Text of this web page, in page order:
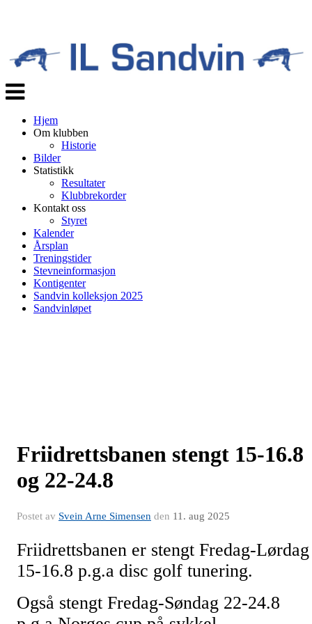
Veksle
navigasjon
Hjem
Om klubben
Historie
Bilder
Statistikk
Resultater
Klubbrekorder
Kontakt oss
Styret
Kalender
Årsplan
Treningstider
Stevneinformasjon
Kontigenter
Sandvin kolleksjon 2025
Sandvinløpet
Friidrettsbanen stengt 15-16.8
og 22-24.8
Postet av Svein Arne Simensen den 11. aug 2025
Friidrettsbanen er stengt Fredag-Lørdag
15-16.8 p.g.a disc golf tunering.
Også stengt Fredag-Søndag 22-24.8